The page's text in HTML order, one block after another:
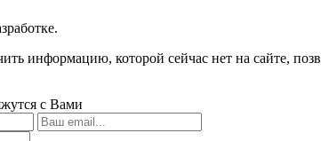
информацию, которой сейчас нет на сайте,
с Вами